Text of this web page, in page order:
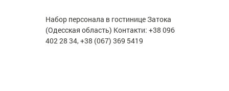
Набор персонала в гостинице Затока
(Одесская область) Контакти: +38 096
402 28 34, +38 (067) 369 5419